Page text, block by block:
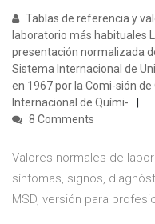
Tablas de referencia y
laboratorio más habituales
presentación normalizada
Sistema Internacional de
en 1967 por la Comi-sión
Internacional de Quími-
8 Comments
Valores normales de
síntomas, signos,
MSD, versión para